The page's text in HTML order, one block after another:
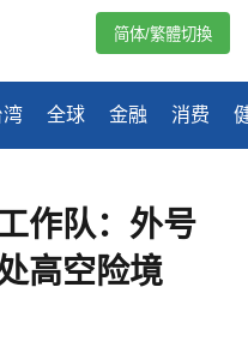
湾 全球 金融 消费
简体/繁體切換
作队：外号
高空险境